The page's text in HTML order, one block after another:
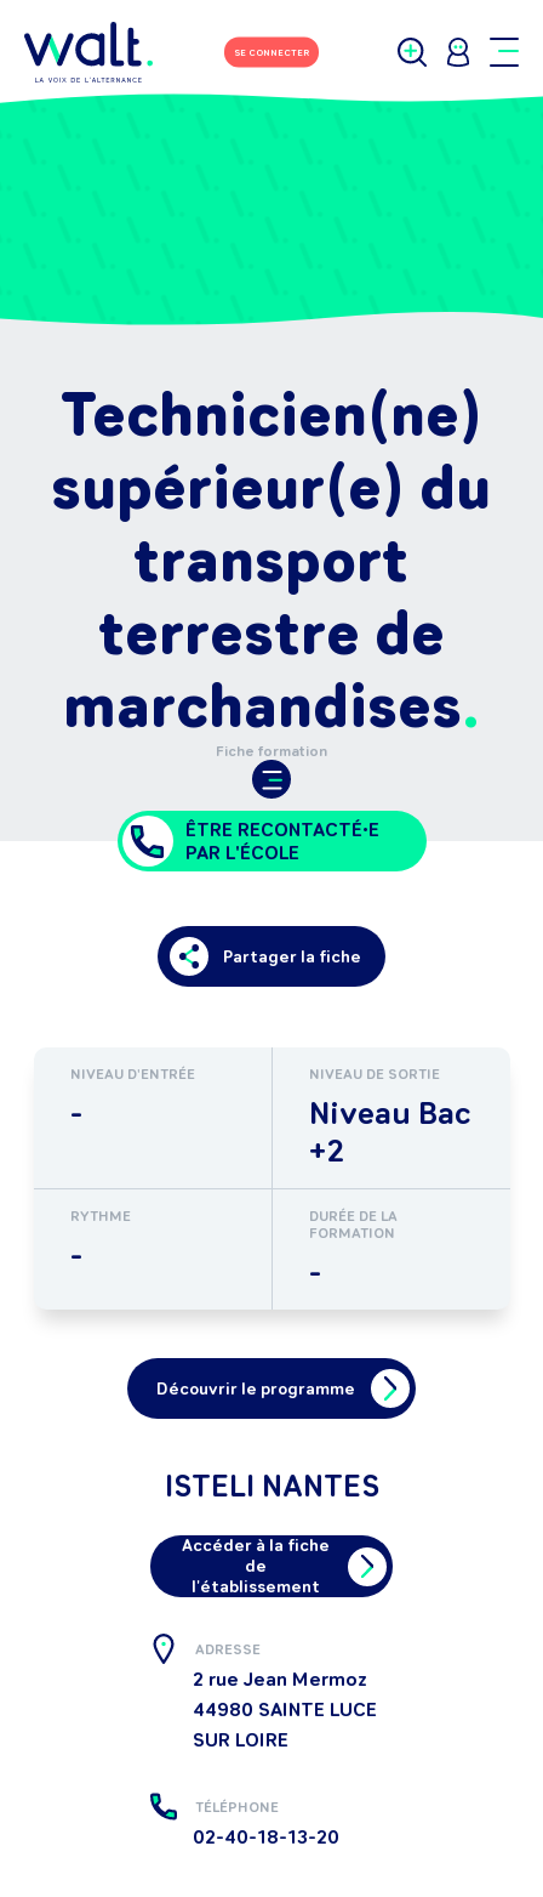
SE CONNECTER
Technicien(ne)
supérieur(e) du
transport
terrestre de
marchandises
Fiche formation
ÊTRE RECONTACTÉ•E
PAR L'ÉCOLE
Partager la fiche
NIVEAU D'ENTRÉE
-
NIVEAU DE SORTIE
Niveau Bac
+2
RYTHME
-
DURÉE DE LA
FORMATION
-
Découvrir le programme
ISTELI NANTES
Accéder à la fiche
de
l'établissement
ADRESSE
2 rue Jean Mermoz
44980 SAINTE LUCE
SUR LOIRE
TÉLÉPHONE
02-40-18-13-20